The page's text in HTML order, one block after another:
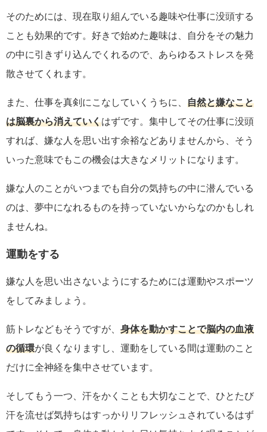
そのためには、現在取り組んでいる趣味や仕事に没頭する
ことも効果的です。好きで始めた趣味は、自分をその魅力
の中に引きずり込んでくれるので、あらゆるストレスを発
散させてくれます。
また、仕事を真剣にこなしていくうちに、 自然と嫌なこと
は脳裏から消えていくはずです。集中してその仕事に没頭
すれば、嫌な人を思い出す余裕などありませんから、そう
いった意味でもこの機会は大きなメリットになります。
嫌な人のことがいつまでも自分の気持ちの中に潜んでいる
のは、夢中になれるものを持っていないからなのかもしれ
ませんね。
運動をする
嫌な人を思い出さないようにするためには運動やスポーツ
をしてみましょう。
筋トレなどもそうですが、 身体を動かすことで脳内の血液
の循環が良くなりますし、運動をしている間は運動のこと
だけに全神経を集中させています。
そしてもう一つ、汗をかくことも大切なことで、ひとたび
汗を流せば気持ちはすっかりリフレッシュされているはず